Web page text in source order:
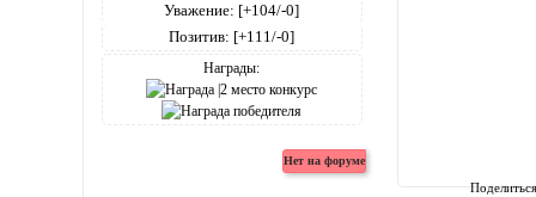
Уважение: [+104/-0]
Позитив: [+111/-0]
Награды: